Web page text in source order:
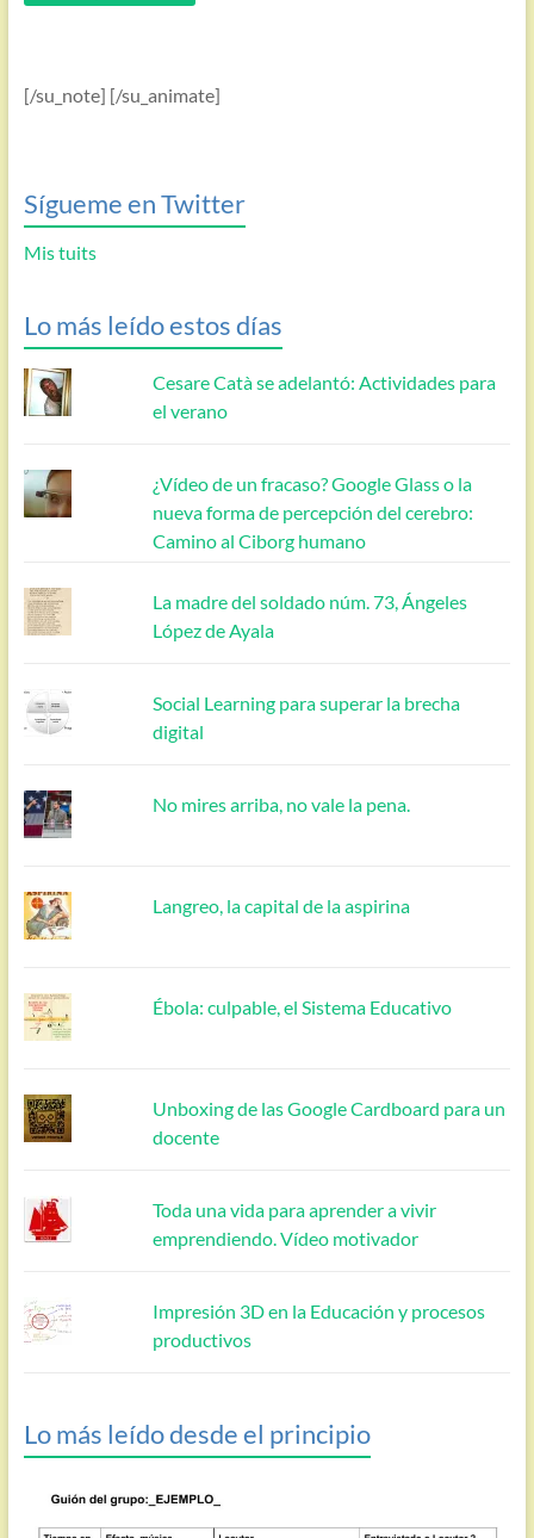
[/su_note] [/su_animate]
Sígueme en Twitter
Mis tuits
Lo más leído estos días
Cesare Catà se adelantó: Actividades para
el verano
¿Vídeo de un fracaso? Google Glass o la
nueva forma de percepción del cerebro:
Camino al Ciborg humano
La madre del soldado núm. 73, Ángeles
López de Ayala
Social Learning para superar la brecha
digital
No mires arriba, no vale la pena.
Langreo, la capital de la aspirina
Ébola: culpable, el Sistema Educativo
Unboxing de las Google Cardboard para un
docente
Toda una vida para aprender a vivir
emprendiendo. Vídeo motivador
Impresión 3D en la Educación y procesos
productivos
Lo más leído desde el principio